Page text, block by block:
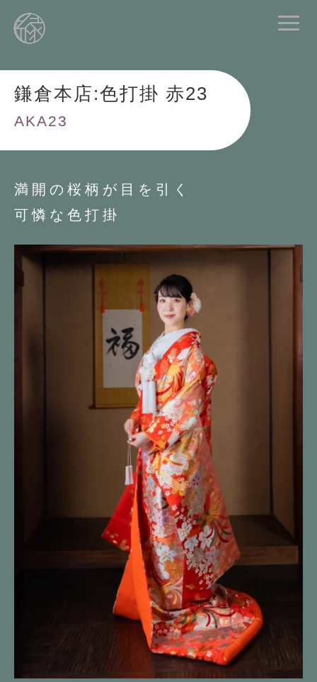
鎌倉本店:色打掛 赤23
AKA23
満開の桜柄が目を引く
可憐な色打掛